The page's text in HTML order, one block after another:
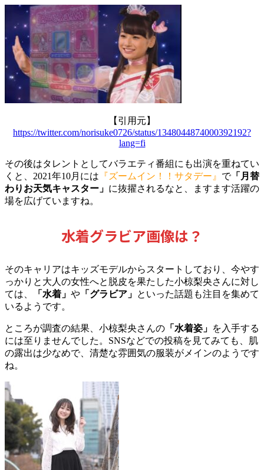
【引用元】
https://twitter.com/norisuke0726/status/1348044874000392192?
lang=fi
その後はタレントとしてバラエティ番組にも出演を重ねてい
くと、 2021年10月には 『ズームイン！！サタデー』 で「月替
わりお天気キャスター」 に抜擢されるなと、ますます活躍の
場を広げていますね。
水着グラビア画像は？
そのキャリアはキッズモデルからスタートしており、今やす
っかりと大人の女性へと脱皮を果たした小椋梨央さんに対し
ては、
「水着」 や 「グラビア」 といった話題も注目を集めて
いるようです。
ところが調査の結果、小椋梨央さんの 「水着姿」 を入手する
には至りませんでした。SNSなどでの投稿を見てみても、 肌
の露出は少なめで、清楚な雰囲気の服装がメインのようです
ね。